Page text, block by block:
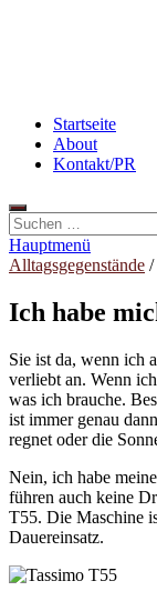
Startseite
About
Kontakt/PR
Suchen
nach:
Hauptmenü
Alltagsgegenstände /
Ich habe
Sie ist da, wenn ich
verliebt an. Wenn
was ich brauche.
ist immer genau
regnet oder die
Nein, ich habe
führen auch keine
T55. Die Maschine
Dauereinsatz.